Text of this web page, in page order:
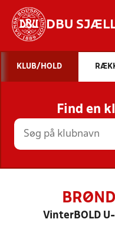
DBU
STILLINGER,
KLUB/HOLD
Find en
VinterBOLD